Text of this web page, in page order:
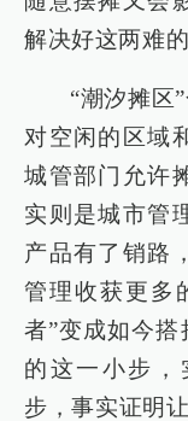
解决好这两难
“潮汐摊区
对空闲的区域
城管部门允许
实则是城市管
产品有了销路
管理收获更多
者”变成如今搭
的这一小步，
步，事实证明